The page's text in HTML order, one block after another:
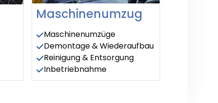
Maschinenumzug
Maschinenumzüge
Demontage & Wiederaufbau
Reinigung & Entsorgung
Inbetriebnahme